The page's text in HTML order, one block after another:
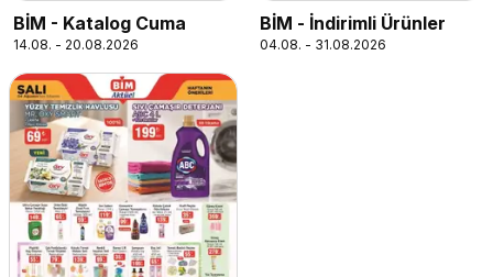
BİM - Katalog Cuma
14.08. - 20.08.2026
BİM - İndirimli Ürünler
04.08. - 31.08.2026